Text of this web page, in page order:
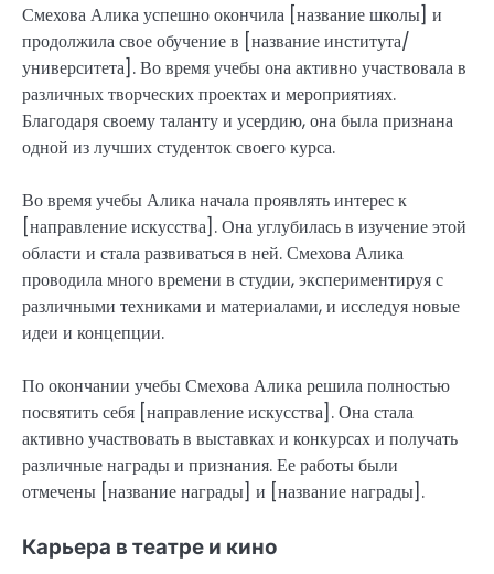
Смехова Алика успешно окончила [название школы] и
продолжила свое обучение в [название института/
университета]. Во время учебы она активно участвовала в
различных творческих проектах и мероприятиях.
Благодаря своему таланту и усердию, она была признана
одной из лучших студенток своего курса.
Во время учебы Алика начала проявлять интерес к
[направление искусства]. Она углубилась в изучение этой
области и стала развиваться в ней. Смехова Алика
проводила много времени в студии, экспериментируя с
различными техниками и материалами, и исследуя новые
идеи и концепции.
По окончании учебы Смехова Алика решила полностью
посвятить себя [направление искусства]. Она стала
активно участвовать в выставках и конкурсах и получать
различные награды и признания. Ее работы были
отмечены [название награды] и [название награды].
Карьера в театре и кино